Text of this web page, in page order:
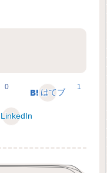
0
はてブ
1
LinkedIn